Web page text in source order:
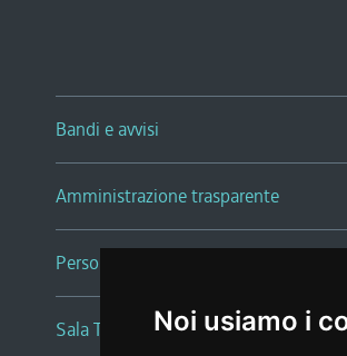
Noi usiamo i
Bandi e avvisi
Amministrazione trasparente
Persone e Uffici
Sala Tiziano Tessitori